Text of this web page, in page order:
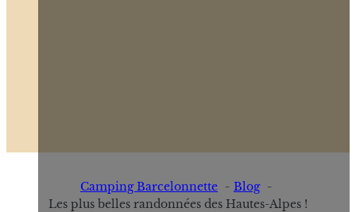
Camping Barcelonnette
Blog
Les plus belles randonnées des Hautes-Alpes !